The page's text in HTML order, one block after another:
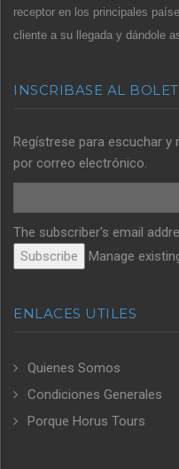
receptor en los principales
cliente a su llegada y dándole
INSCRIBASE AL
Regístrese para escuchar y
por correo electrónico.
The subscriber's email
Manage
ENLACES UTILES
Quienes Somos
Condiciones Generales
Porque Horus Tours